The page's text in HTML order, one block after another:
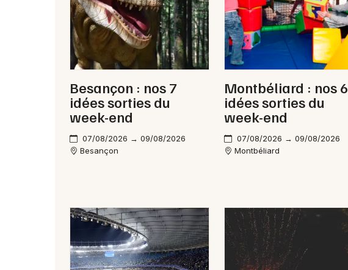
Besançon : nos 7
idées sorties du
week-end
07/08/2026 → 09/08/2026
Besançon
Montbéliard : nos 6
idées sorties du
week-end
07/08/2026 → 09/08/2026
Montbéliard